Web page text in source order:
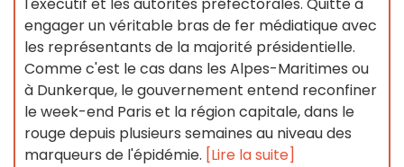
l'exécutif et les autorités préfectorales. Quitte à
engager un véritable bras de fer médiatique avec
les représentants de la majorité présidentielle.
Comme c'est le cas dans les Alpes-Maritimes ou
à Dunkerque, le gouvernement entend reconfiner
le week-end Paris et la région capitale, dans le
rouge depuis plusieurs semaines au niveau des
marqueurs de l'épidémie. [Lire la suite]